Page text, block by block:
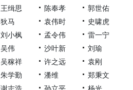
王缉思 陈奉孝
郭世佑
狄马 袁伟时
史啸虎
刘小枫 孟令伟
雷一宁
吴伟 沙叶新
刘瑜
吴稼祥 许之远
袁刚
朱学勤 潘维
郑秉文